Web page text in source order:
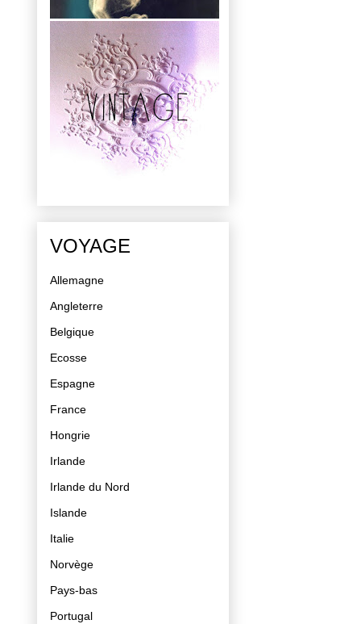
VOYAGE
Allemagne
Angleterre
Belgique
Ecosse
Espagne
France
Hongrie
Irlande
Irlande du Nord
Islande
Italie
Norvège
Pays-bas
Portugal